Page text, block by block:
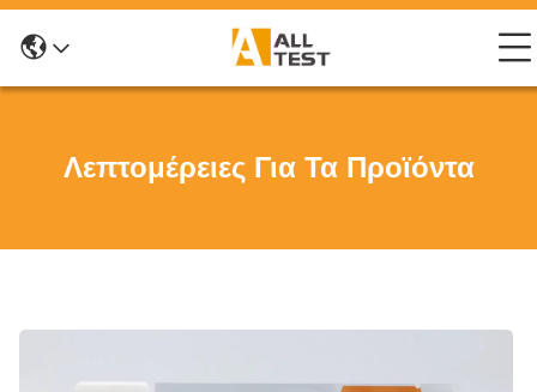
Λεπτομέρειες Για Τα Προϊόντα